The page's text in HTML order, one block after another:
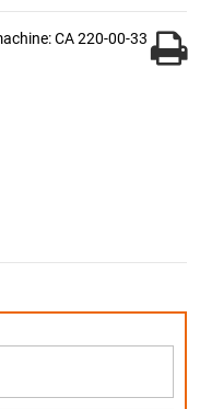
CA 220-00-33